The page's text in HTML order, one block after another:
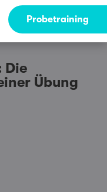
Probetraining
Die
Übung